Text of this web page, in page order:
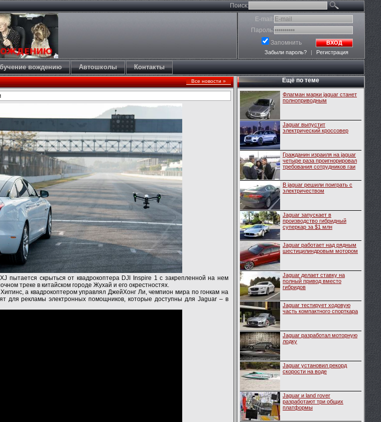
Поиск:
E-mail:
Пароль:
Запомнить
ВХОД
Забыли пароль?
| Регистрация
вождению Автошколы Контакты
Все новости »
пытается скрыться от квадрокоптера DJI Inspire 1 с закрепленной на нем
треке в китайском городе Жухай и его окрестностях.
а квадрокоптером управлял ДжейХонг Ли, чемпион мира по гонкам на
для рекламы электронных помощников, которые доступны для Jaguar – в
Ещё по теме
Флагман марки jaguar станет
полноприводным
Jaguar выпустит
электрический кроссовер
Гражданин израиля на jaguar
четыре раза проигнорировал
требования сотрудников гаи
В jaguar решили поиграть с
электричеством
Jaguar запускает в
производство гибридный
суперкар за $1 млн
Jaguar работает над рядным
шестицилиндровым мотором
Jaguar делает ставку на
полный привод вместо
гибридов
Jaguar тестирует ходовую
часть компактного спорткара
Jaguar разработал моторную
лодку
Jaguar установил рекорд
скорости на воде
Jaguar и land rover
разработают три общих
платформы